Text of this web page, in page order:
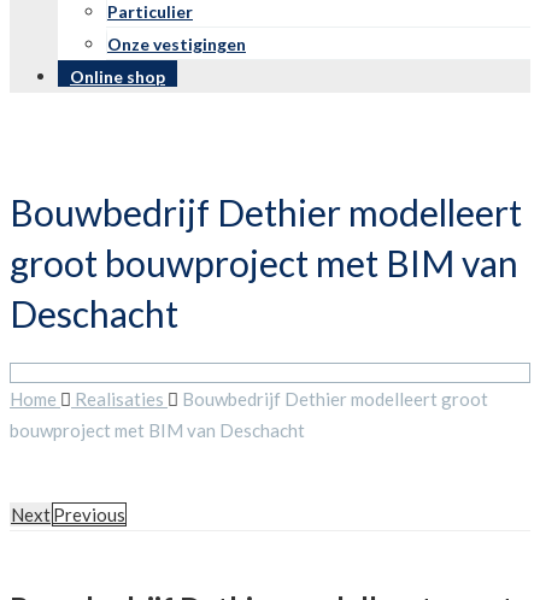
Particulier
Onze vestigingen
Online shop
Bouwbedrijf Dethier modelleert
groot bouwproject met BIM van
Deschacht
Home Realisaties
Bouwbedrijf Dethier modelleert groot
bouwproject met BIM van Deschacht
NextPrevious